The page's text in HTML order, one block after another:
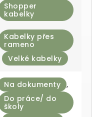
Shopper
kabelky
Kabelky přes
rameno
Velké kabelky
Na dokumenty ,
Do práce/ do
školy